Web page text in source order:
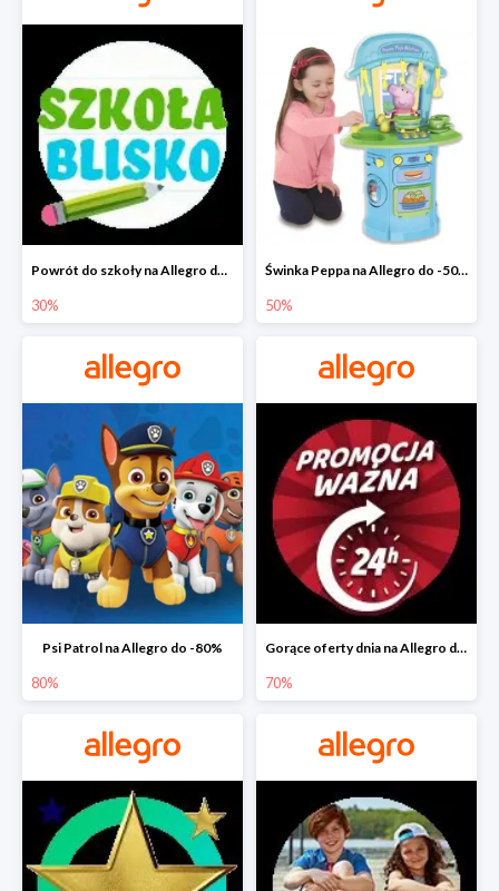
Powrót do szkoły na Allegro do -30%
30%
Świnka Peppa na Allegro do -50%
50%
Psi Patrol na Allegro do -80%
80%
Gorące oferty dnia na Allegro do -50%
70%